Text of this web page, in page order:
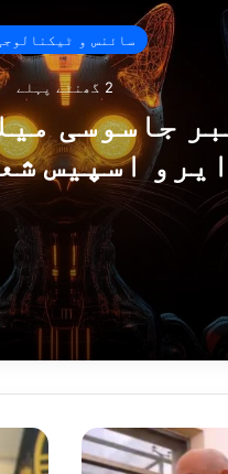
سائنس و ٹیکنالوجی
2 گھنٹے پہلے
جاسوسی
اسپیس
پر بھارت کے بے
وزیر
اعلیٰ